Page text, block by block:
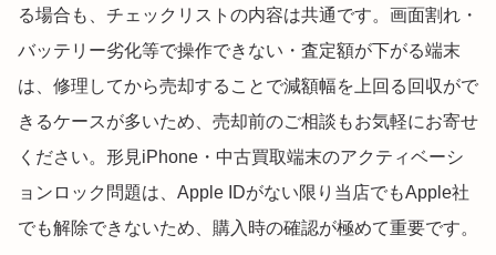
る場合も、チェックリストの内容は共通です。画面割れ・
バッテリー劣化等で操作できない・査定額が下がる端末
は、修理してから売却することで減額幅を上回る回収がで
きるケースが多いため、売却前のご相談もお気軽にお寄せ
ください。形見iPhone・中古買取端末のアクティベーシ
ョンロック問題は、Apple IDがない限り当店でもApple社
でも解除できないため、購入時の確認が極めて重要です。